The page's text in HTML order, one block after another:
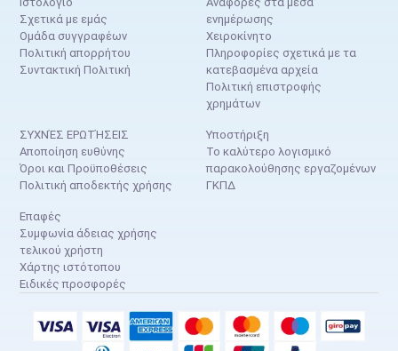
Σχετικά με εμάς
Ομάδα συγγραφέων
Πολιτική απορρήτου
Συντακτική Πολιτική
ενημέρωσης
Χειροκίνητο
Πληροφορίες σχετικά με τα
κατεβασμένα αρχεία
Πολιτική επιστροφής
χρημάτων
ΣΥΧΝΈΣ ΕΡΩΤΉΣΕΙΣ
Αποποίηση ευθύνης
Όροι και Προϋποθέσεις
Πολιτική αποδεκτής χρήσης
Υποστήριξη
Το καλύτερο λογισμικό
παρακολούθησης εργαζομένων
ΓΚΠΔ
Επαφές
Συμφωνία άδειας χρήσης
τελικού χρήστη
Χάρτης ιστότοπου
Ειδικές προσφορές